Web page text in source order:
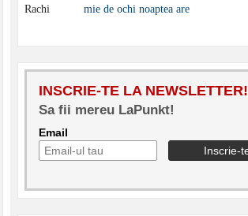
mie de ochi noaptea are
INSCRIE-TE LA NEWSLETTER!
Sa fii mereu LaPunkt!
Email